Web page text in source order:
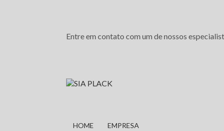
Entre em contato com um de nossos
HOME EMPRESA